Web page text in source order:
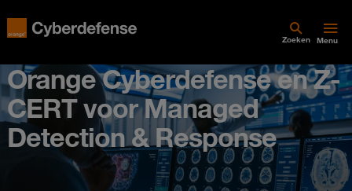
Zoeken Menu
Orange Cyberdefense en Z-
CERT voor Managed
Detection & Response